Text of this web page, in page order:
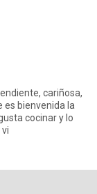
cariñosa,
vi